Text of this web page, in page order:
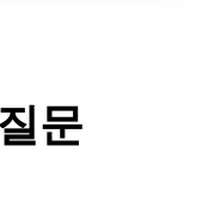
문